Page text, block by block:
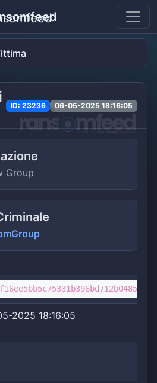
ID: 23236 06-05-2025 18:16:05
Group
2025 18:16:05